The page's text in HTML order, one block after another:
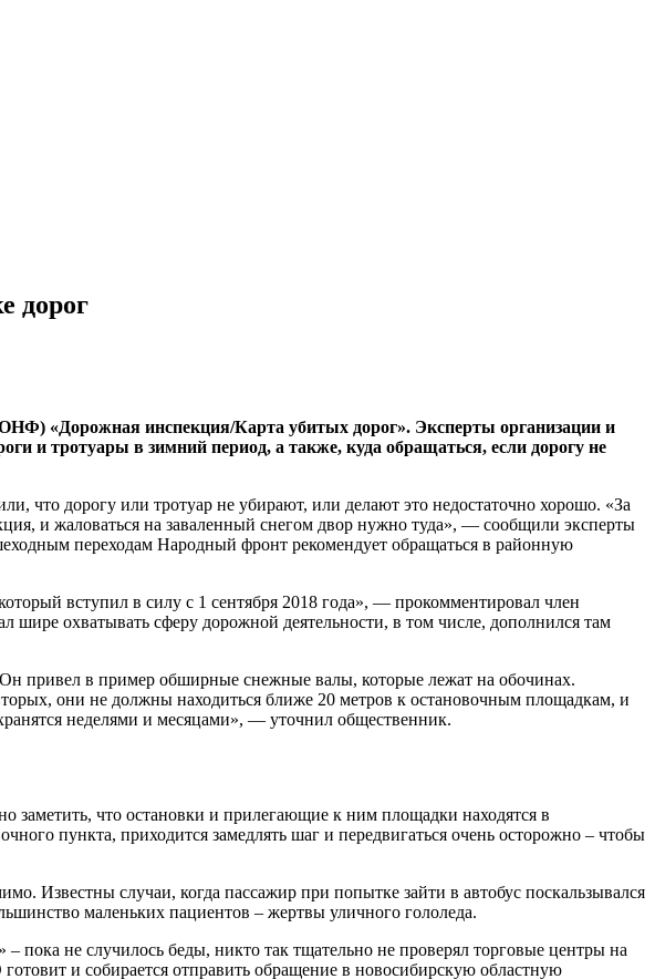
дорог
«Дорожная инспекция/Карта убитых дорог». Эксперты организации и
и тротуары в зимний период, а также, куда обращаться, если дорогу не
что дорогу или тротуар не убирают, или делают это недостаточно хорошо. «За
и жаловаться на заваленный снегом двор нужно туда», — сообщили эксперты
переходам Народный фронт рекомендует обращаться в районную
вступил в силу с 1 сентября 2018 года», — прокомментировал член
охватывать сферу дорожной деятельности, в том числе, дополнился там
привел в пример обширные снежные валы, которые лежат на обочинах.
они не должны находиться ближе 20 метров к остановочным площадкам, и
неделями и месяцами», — уточнил общественник.
заметить, что остановки и прилегающие к ним площадки находятся в
пункта, приходится замедлять шаг и передвигаться очень осторожно – чтобы
Известны случаи, когда пассажир при попытке зайти в автобус поскальзывался
маленьких пациентов – жертвы уличного гололеда.
не случилось беды, никто так тщательно не проверял торговые центры на
и собирается отправить обращение в новосибирскую областную